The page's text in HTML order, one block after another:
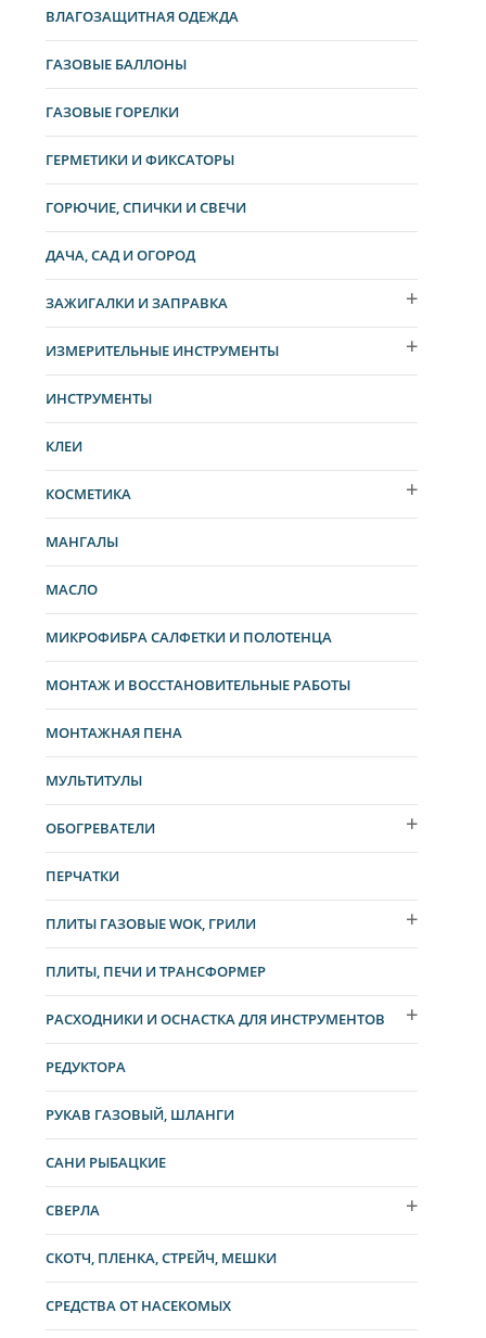
ВЛАГОЗАЩИТНАЯ ОДЕЖДА
ГАЗОВЫЕ БАЛЛОНЫ
ГАЗОВЫЕ ГОРЕЛКИ
ГЕРМЕТИКИ И ФИКСАТОРЫ
ГОРЮЧИЕ, СПИЧКИ И СВЕЧИ
ДАЧА, САД И ОГОРОД
ЗАЖИГАЛКИ И ЗАПРАВКА
ИЗМЕРИТЕЛЬНЫЕ ИНСТРУМЕНТЫ
ИНСТРУМЕНТЫ
КЛЕИ
КОСМЕТИКА
МАНГАЛЫ
МАСЛО
МИКРОФИБРА САЛФЕТКИ И ПОЛОТЕНЦА
МОНТАЖ И ВОССТАНОВИТЕЛЬНЫЕ РАБОТЫ
МОНТАЖНАЯ ПЕНА
МУЛЬТИТУЛЫ
ОБОГРЕВАТЕЛИ
ПЕРЧАТКИ
ПЛИТЫ ГАЗОВЫЕ WOK, ГРИЛИ
ПЛИТЫ, ПЕЧИ И ТРАНСФОРМЕР
РАСХОДНИКИ И ОСНАСТКА ДЛЯ ИНСТРУМЕНТОВ
РЕДУКТОРА
РУКАВ ГАЗОВЫЙ, ШЛАНГИ
САНИ РЫБАЦКИЕ
СВЕРЛА
СКОТЧ, ПЛЕНКА, СТРЕЙЧ, МЕШКИ
СРЕДСТВА ОТ НАСЕКОМЫХ